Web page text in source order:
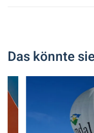
Das könnte